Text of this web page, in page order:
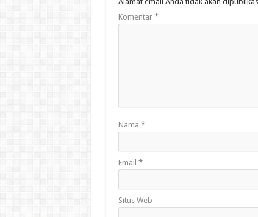
Komentar *
Nama *
Email *
Situs Web